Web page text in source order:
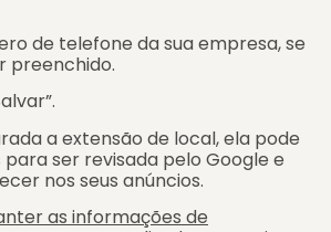
de telefone da sua empresa, se
preenchido.
a extensão de local, ela pode
para ser revisada pelo Google e
nos seus anúncios.
as informações de